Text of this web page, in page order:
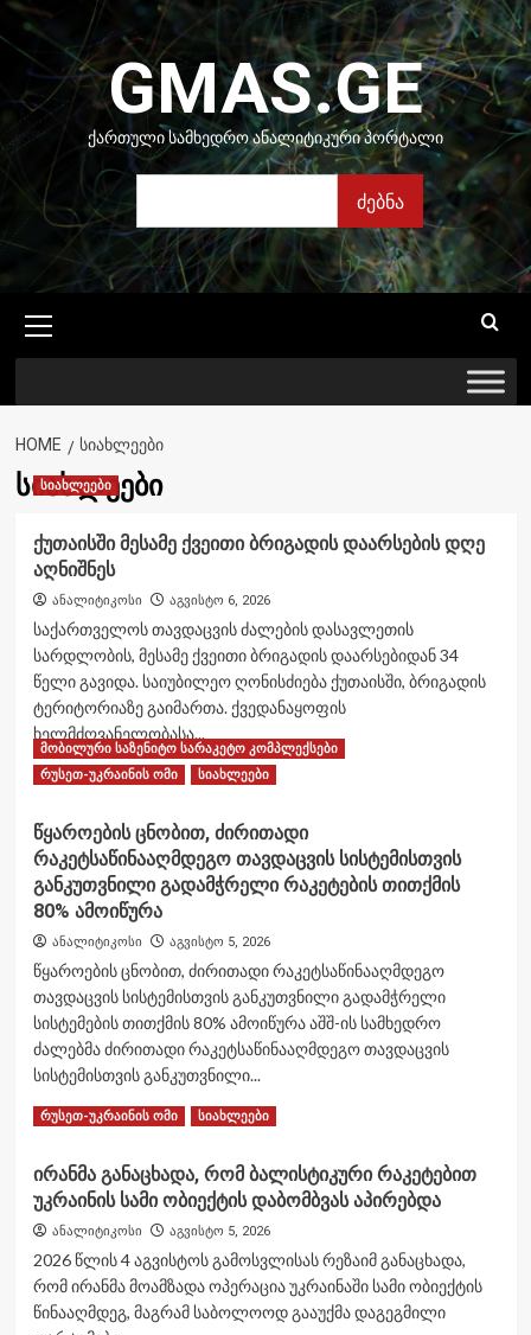
Skip
to
content
GMAS.GE
ᲥᲐᲠᲗᲣᲚᲘ ᲡᲐᲛᲮᲔᲓᲠᲝ ᲐᲜᲐᲚᲘᲢᲘᲙᲣᲠᲘ ᲞᲝᲠᲢᲐᲚᲘ
ძებნა
Menu
HOME ᲡᲘᲐᲮᲚᲔᲔᲑᲘ
სიახლეები
სიახლეები
ქუთაისში მესამე ქვეითი ბრიგადის დაარსების დღე
აღნიშნეს
ანალიტიკოსი აგვისტო 6, 2026
საქართველოს თავდაცვის ძალების დასავლეთის
სარდლობის, მესამე ქვეითი ბრიგადის დაარსებიდან 34
წელი გავიდა. საიუბილეო ღონისძიება ქუთაისში, ბრიგადის
ტერიტორიაზე გაიმართა. ქვედანაყოფის
ხელმძღვანელობასა...
Read MoreRead
ქუთაისში
მესამე
ქვეითი
ბრიგადის
დაარსების
დღე
აღნიშნეს
მობილური საზენიტო სარაკეტო კომპლექსები
რუსეთ-უკრაინის ომი
სიახლეები
წყაროების ცნობით, ძირითადი
რაკეტსაწინააღმდეგო თავდაცვის სისტემისთვის
განკუთვნილი გადამჭრელი რაკეტების თითქმის
80% ამოიწურა
ანალიტიკოსი აგვისტო 5, 2026
წყაროების ცნობით, ძირითადი რაკეტსაწინააღმდეგო
თავდაცვის სისტემისთვის განკუთვნილი გადამჭრელი
სისტემების თითქმის 80% ამოიწურა აშშ-ის სამხედრო
ძალებმა ძირითადი რაკეტსაწინააღმდეგო თავდაცვის
სისტემისთვის განკუთვნილი...
Read MoreRead
წყაროების
ცნობით,
ძირითადი
თავდაცვის
სისტემისთვის
განკუთვნილი
რუსეთ-უკრაინის ომი სიახლეები
ირანმა განაცხადა, რომ ბალისტიკური რაკეტებით
უკრაინის სამი ობიექტის დაბომბვას აპირებდა
ანალიტიკოსი აგვისტო 5, 2026
2026 წლის 4 აგვისტოს გამოსვლისას რეზაიმ განაცხადა,
რომ ირანმა მოამზადა ოპერაცია უკრაინაში სამი ობიექტის
წინააღმდეგ, მაგრამ საბოლოოდ გააუქმა დაგეგმილი